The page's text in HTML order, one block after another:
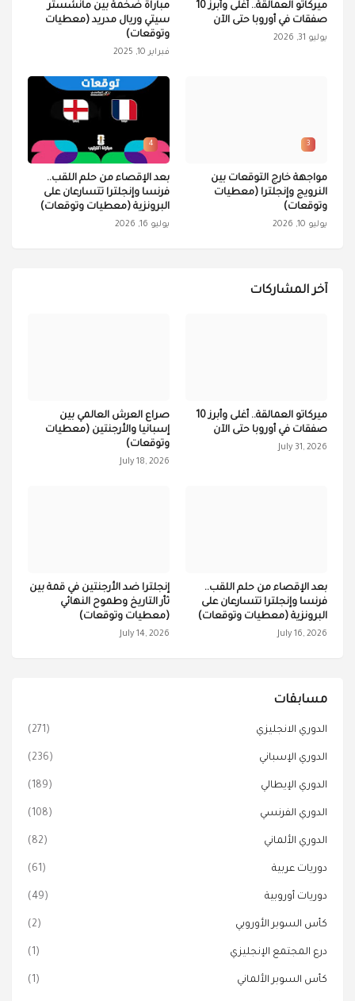
ميركاتو العمالقة.. أغلى وأبرز 10
صفقات في أوروبا حتى الآن
يوليو 31, 2026
مباراة ضخمة بين مانشستر
سيتي وريال مدريد (معطيات
وتوقعات)
فبراير 10, 2025
3
مواجهة خارج التوقعات بين
النرويج وإنجلترا (معطيات
وتوقعات)
يوليو 10, 2026
4
بعد الإقصاء من حلم اللقب..
فرنسا وإنجلترا تتسارعان على
البرونزية (معطيات وتوقعات)
يوليو 16, 2026
آخر المشاركات
ميركاتو العمالقة.. أغلى وأبرز 10
صفقات في أوروبا حتى الآن
July 31, 2026
صراع العرش العالمي بين
إسبانيا والأرجنتين (معطيات
وتوقعات)
July 18, 2026
بعد الإقصاء من حلم اللقب..
فرنسا وإنجلترا تتسارعان على
البرونزية (معطيات وتوقعات)
July 16, 2026
إنجلترا ضد الأرجنتين في قمة بين
ثأر التاريخ وطموح النهائي
(معطيات وتوقعات)
July 14, 2026
مسابقات
الدوري الانجليزي (271)
الدوري الإسباني (236)
الدوري الإيطالي (189)
الدوري الفرنسي (108)
الدوري الألماني (82)
دوريات عربية (61)
دوريات أوروبية (49)
كأس السوبر الأوروبي (2)
درع المجتمع الإنجليزي (1)
كأس السوبر الألماني (1)